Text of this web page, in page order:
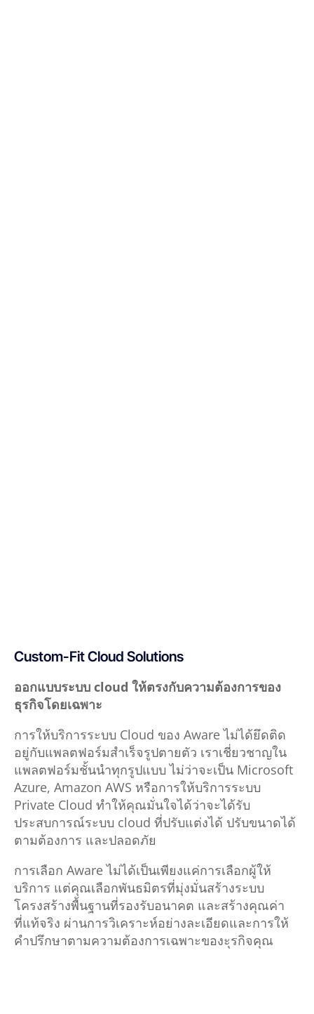
Custom-Fit Cloud Solutions
ออกแบบระบบ cloud ให้ตรงกับความต้องการของ
ธุรกิจโดยเฉพาะ
การให้บริการระบบ Cloud ของ Aware ไม่ได้ยึดติด
อยู่กับแพลตฟอร์มสำเร็จรูปตายตัว เราเชี่ยวชาญใน
แพลตฟอร์มชั้นนำทุกรูปแบบ ไม่ว่าจะเป็น Microsoft
Azure, Amazon AWS หรือการให้บริการระบบ
Private Cloud ทำให้คุณมั่นใจได้ว่าจะได้รับ
ประสบการณ์ระบบ cloud ที่ปรับแต่งได้ ปรับขนาดได้
ตามต้องการ และปลอดภัย
การเลือก Aware ไม่ได้เป็นเพียงแค่การเลือกผู้ให้
บริการ แต่คุณเลือกพันธมิตรที่มุ่งมั่นสร้างระบบ
โครงสร้างพื้นฐานที่รองรับอนาคต และสร้างคุณค่า
ที่แท้จริง ผ่านการวิเคราะห์อย่างละเอียดและการให้
คำปรึกษาตามความต้องการเฉพาะของะุรกิจคุณ